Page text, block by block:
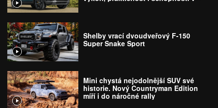
Shelby vrací dvoudveřový F-150
Super Snake Sport
Mini chystá nejodolnější SUV své
historie. Nový Countryman Edition
míří i do náročné rally